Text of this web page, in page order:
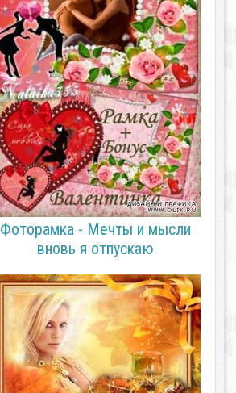
Фоторамка - Мечты и мысли
вновь я отпускаю